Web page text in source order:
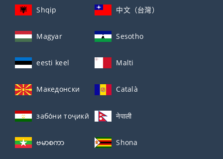
Shqip 中文（台灣）
Magyar Sesotho
eesti keel Malti
Македонски Català
забо́ни тоҷикӣ́ नेपाली
ဗမာစကာ Shona